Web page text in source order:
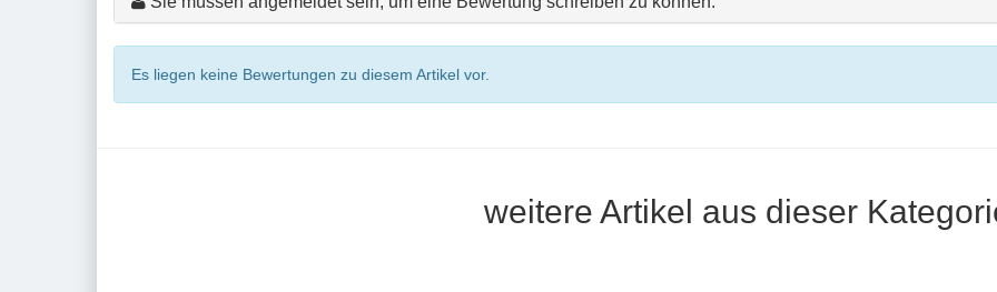
Es liegen keine Bewertungen zu diesem Artikel vor.
weitere Artikel aus dieser